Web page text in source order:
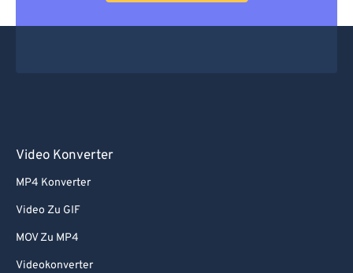
Video Konverter
MP4 Konverter
Video Zu GIF
MOV Zu MP4
Videokonverter